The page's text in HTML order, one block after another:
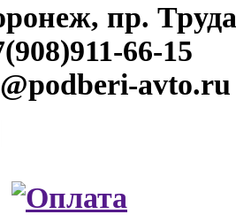
пр.
66-15
avto.ru